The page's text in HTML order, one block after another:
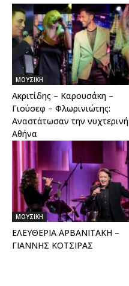
ΜΟΥΣΙΚΗ
Aκριτίδης – Καρουσάκη –
Γιούσεφ – Φλωρινιώτης:
Αναστάτωσαν την νυχτερινή
Αθήνα
ΜΟΥΣΙΚΗ
ΕΛΕΥΘΕΡΙΑ ΑΡΒΑΝΙΤΑΚΗ –
ΓΙΑΝΝΗΣ ΚΟΤΣΙΡΑΣ